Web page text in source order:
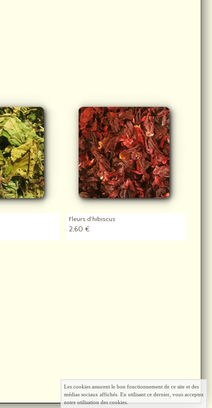
Fleurs d'hibiscus
2,60 €
Les cookies assurent le bon fonctionnement de ce site et des
médias sociaux affichés. En utilisant ce dernier, vous acceptez
notre utilisation des cookies.